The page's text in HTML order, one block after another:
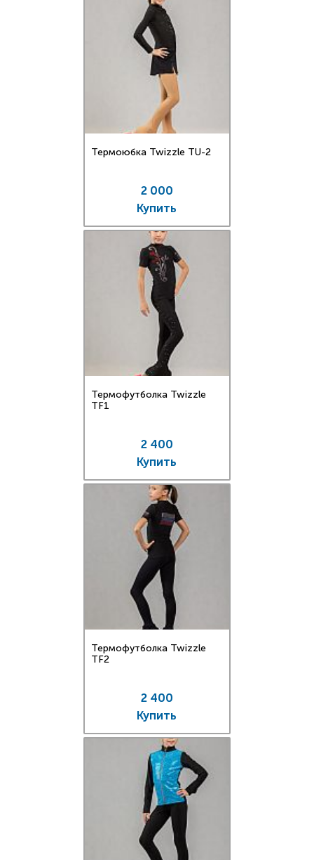
Термоюбка Twizzle TU-2
2 000
Купить
Термофутболка Twizzle
TF1
2 400
Купить
Термофутболка Twizzle
TF2
2 400
Купить